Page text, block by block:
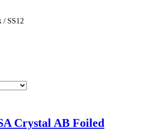
/ SS12
Crystal AB Foiled